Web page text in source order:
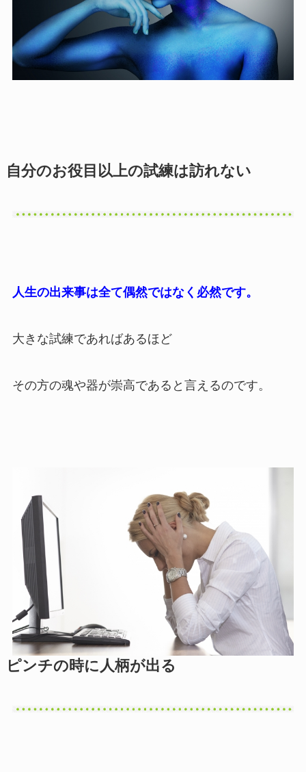
自分のお役目以上の試練は訪れない
人生の出来事は全て偶然ではなく必然です。
大きな試練であればあるほど
その方の魂や器が崇高であると言えるのです。
ピンチの時に人柄が出る